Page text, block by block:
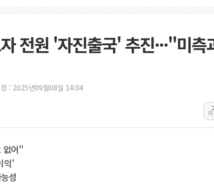
한전, 한전기
[중국증시 마
[ETF 시황] 2
코웨이, 2분
[마감시황] 코
전원 '자진출국' 추진···"미측
: 2025년09월08일 14:04
가
없어"
익'
성